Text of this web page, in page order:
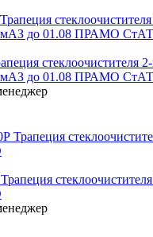
стеклоочистителя
до 01.08 ПРАМО